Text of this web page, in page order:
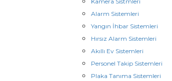
Alarm Sistemleri
Yangın İhbar Sistemleri
Hırsız Alarm Sistemleri
Akıllı Ev Sistemleri
Personel Takip Sistemleri
Plaka Tanıma Sistemleri